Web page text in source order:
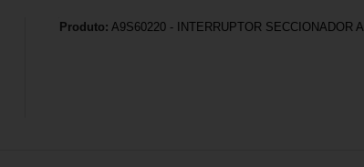
Produto: A9S60220 - INTERRUPTOR SECCIONADOR